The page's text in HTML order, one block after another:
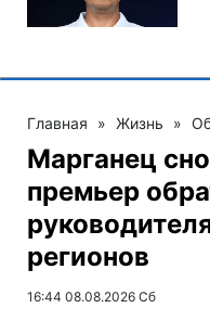
Главная » Жизнь »
Марганец
премьер
регионов
16:44 08.08.2026 Сб